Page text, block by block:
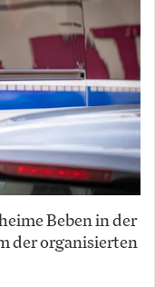
Beben in der
der organisierten